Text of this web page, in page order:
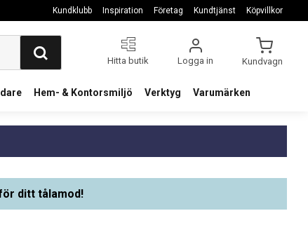
Kundklubb Inspiration Företag Kundtjänst Köpvillkor
Hitta butik Logga in Kundvagn
Hem- & Kontorsmiljö Verktyg Varumärken
ditt tålamod!